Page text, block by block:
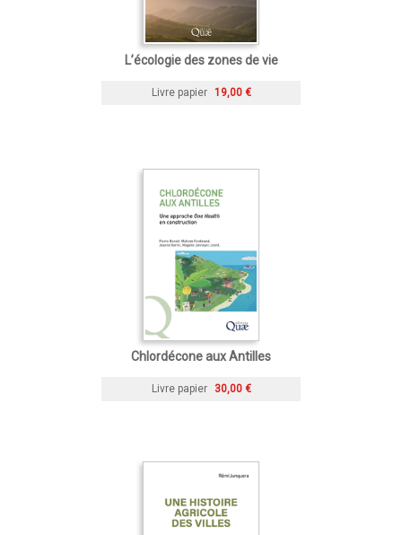
L’écologie des zones de vie
Livre papier 19,00 €
Chlordécone aux Antilles
Livre papier 30,00 €